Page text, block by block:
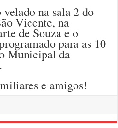
na sala 2 do
Vicente, na
de Souza e o
para as 10
Municipal da
e amigos!